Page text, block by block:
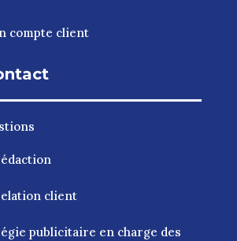
compte client
client
publicitaire en charge des